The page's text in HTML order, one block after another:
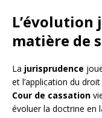
matière de
La jurisprudence
et l’application du
Cour de cassation
évoluer la doctrine en